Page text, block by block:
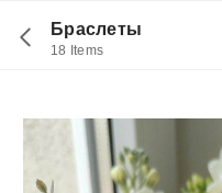
Браслеты
18 Items